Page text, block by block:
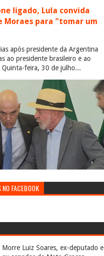
ligado, Lula convida
Moraes para "tomar um
após presidente da Argentina
ao presidente brasileiro e ao
feira, 30 de julho...
NO FACEBOOK
Morre Luiz Soares, ex-deputado e